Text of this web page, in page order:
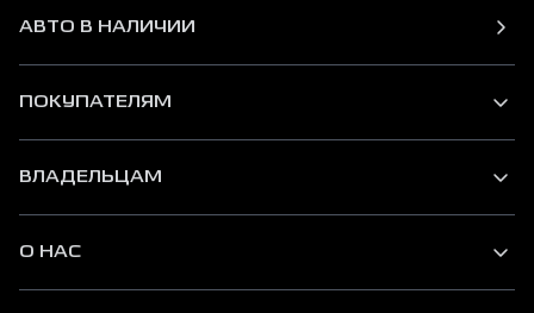
АВТО В НАЛИЧИИ
ПОКУПАТЕЛЯМ
ВЛАДЕЛЬЦАМ
О НАС